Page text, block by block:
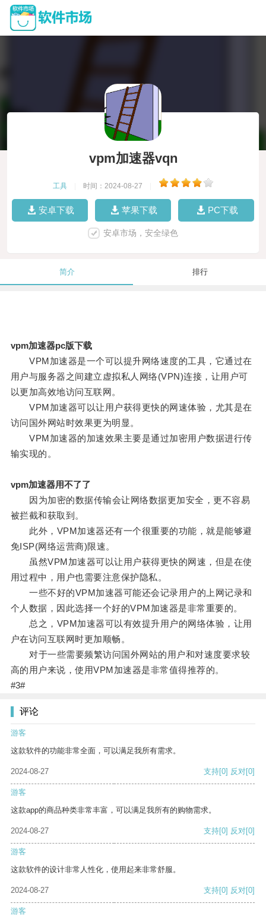
vpm加速器vqn
工具 时间：2024-08-27
安卓下载 苹果下载 PC下载
安卓市场，安全绿色
简介 排行
vpm加速器pc版下载
VPM加速器是一个可以提升网络速度的工具，它通过在
用户与服务器之间建立虚拟私人网络(VPN)连接，让用户可
以更加高效地访问互联网。
VPM加速器可以让用户获得更快的网速体验，尤其是在
访问国外网站时效果更为明显。
VPM加速器的加速效果主要是通过加密用户数据进行传
输实现的。
vpm加速器用不了了
因为加密的数据传输会让网络数据更加安全，更不容易
被拦截和获取到。
此外，VPM加速器还有一个很重要的功能，就是能够避
免ISP(网络运营商)限速。
虽然VPM加速器可以让用户获得更快的网速，但是在使
用过程中，用户也需要注意保护隐私。
一些不好的VPM加速器可能还会记录用户的上网记录和
个人数据，因此选择一个好的VPM加速器是非常重要的。
总之，VPM加速器可以有效提升用户的网络体验，让用
户在访问互联网时更加顺畅。
对于一些需要频繁访问国外网站的用户和对速度要求较
高的用户来说，使用VPM加速器是非常值得推荐的。
#3#
评论
游客
这款软件的功能非常全面，可以满足我所有需求。
2024-08-27 支持[0] 反对[0]
游客
这款app的商品种类非常丰富，可以满足我所有的购物需求。
2024-08-27 支持[0] 反对[0]
游客
这款软件的设计非常人性化，使用起来非常舒服。
2024-08-27 支持[0] 反对[0]
游客